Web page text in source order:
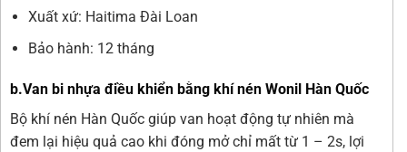
Xuất xứ: Haitima Đài Loan
Bảo hành: 12 tháng
b.Van bi nhựa điều khiển bằng khí nén Wonil Hàn Quốc
Bộ khí nén Hàn Quốc giúp van hoạt động tự nhiên mà
đem lại hiệu quả cao khi đóng mở chỉ mất từ 1 – 2s, lợi